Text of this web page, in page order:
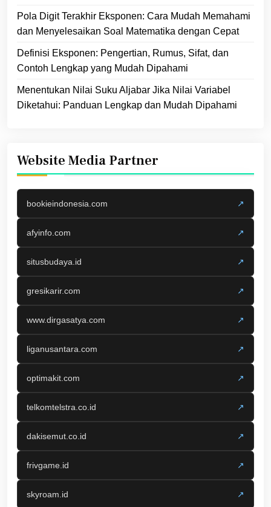
Pola Digit Terakhir Eksponen: Cara Mudah Memahami
dan Menyelesaikan Soal Matematika dengan Cepat
Definisi Eksponen: Pengertian, Rumus, Sifat, dan
Contoh Lengkap yang Mudah Dipahami
Menentukan Nilai Suku Aljabar Jika Nilai Variabel
Diketahui: Panduan Lengkap dan Mudah Dipahami
Website Media Partner
bookieindonesia.com ↗
afyinfo.com ↗
situsbudaya.id ↗
gresikarir.com ↗
www.dirgasatya.com ↗
liganusantara.com ↗
optimakit.com ↗
telkomtelstra.co.id ↗
dakisemut.co.id ↗
frivgame.id ↗
skyroam.id ↗